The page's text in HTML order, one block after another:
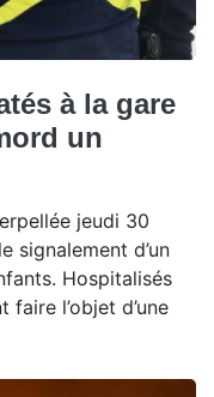
à la gare
un
jeudi 30
signalement d’un
Hospitalisés
l’objet d’une